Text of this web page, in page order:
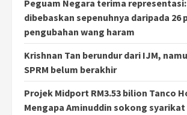
Peguam Negara terima
dibebaskan sepenuhnya daripada 26
pengubahan wang haram
Krishnan Tan berundur dari IJM,
SPRM belum berakhir
Projek Midport RM3.53 bilion Tanco
Mengapa Aminuddin sokong